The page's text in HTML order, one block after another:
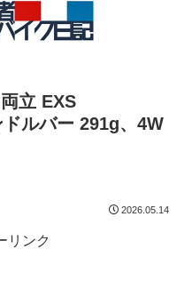
立 EXS
ルバー 291g、4W
2026.05.14
リンク